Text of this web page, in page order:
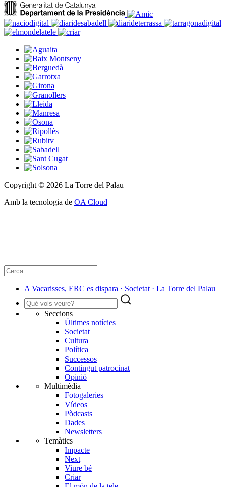
Copyright © 2026 La Torre del Palau
Amb la tecnologia de OA Cloud
A Vacarisses, ERC es dispara · Societat · La Torre del Palau
Seccions
Últimes notícies
Societat
Cultura
Política
Successos
Contingut patrocinat
Opinió
Multimèdia
Fotogaleries
Vídeos
Pòdcasts
Dades
Newsletters
Temàtics
Impacte
Next
Viure bé
Criar